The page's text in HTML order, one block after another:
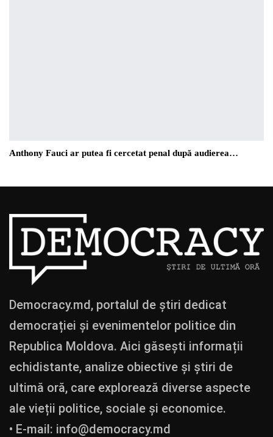
Anthony Fauci ar putea fi cercetat penal după audierea…
Democracy.md, portalul de știri dedicat
democrației și evenimentelor politice din
Republica Moldova. Aici găsești informații
echidistante, analize obiective și știri de
ultimă oră, care explorează diverse aspecte
ale vieții politice, sociale și economice.
• E-mail: info@democracy.md